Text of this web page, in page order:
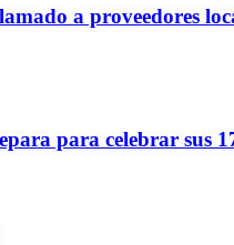
a proveedores
para celebrar sus